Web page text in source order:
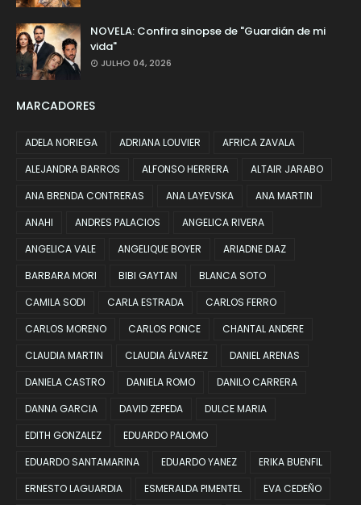
NOVELA: Confira sinopse de "Guardián de mi
vida"
JULHO 04, 2026
MARCADORES
ADELA NORIEGA ADRIANA LOUVIER
AFRICA ZAVALA
ALEJANDRA BARROS
ALFONSO HERRERA
ALTAIR JARABO
ANA BRENDA CONTRERAS
ANA LAYEVSKA
ANA MARTIN
ANAHI
ANDRES PALACIOS
ANGELICA RIVERA
ANGELICA VALE
ANGELIQUE BOYER
ARIADNE DIAZ
BARBARA MORI
BIBI GAYTAN
BLANCA SOTO
CAMILA SODI
CARLA ESTRADA
CARLOS FERRO
CARLOS MORENO
CARLOS PONCE
CHANTAL ANDERE
CLAUDIA MARTIN
CLAUDIA ÁLVAREZ
DANIEL ARENAS
DANIELA CASTRO
DANIELA ROMO
DANILO CARRERA
DANNA GARCIA
DAVID ZEPEDA
DULCE MARIA
EDITH GONZALEZ
EDUARDO PALOMO
EDUARDO SANTAMARINA
EDUARDO YANEZ
ERIKA BUENFIL
ERNESTO LAGUARDIA
ESMERALDA PIMENTEL
EVA CEDEÑO